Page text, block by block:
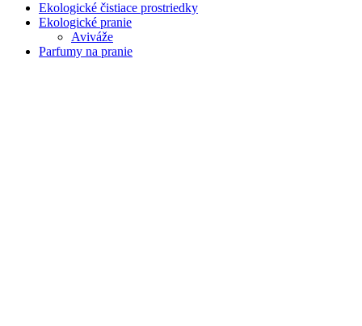
Ekologické čistiace prostriedky
Ekologické pranie
Aviváže
Parfumy na pranie